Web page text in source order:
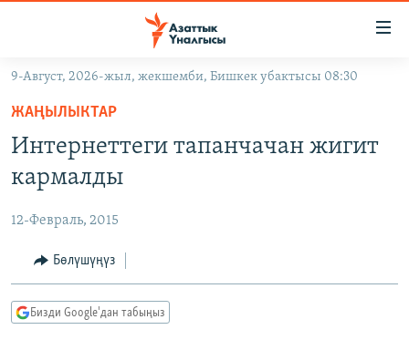
Навигацияга
өтүңүз
Издөөгө
салыңызКЫРГЫЗСТАН
ЭКОНОМИКА
МАДАНИЯТ
БОРБОР АЗИЯ
УКРАИНА
АТАЙЫН ИЛИКТӨӨ
ТВ ПРОГРАММАЛАР
ЭКСПЕРТТЕР ТАЛДАЙТ
ӨЗГӨЧӨ ПИКИР
9-Август, 2026-жыл, жекшемби, Бишкек убактысы 08:30
ЖАҢЫЛЫКТАР
Интернеттеги тапанчачан жигит
кармалды
12-Февраль, 2015
Бөлүшүңүз
Бизди Google'дан табыңыз